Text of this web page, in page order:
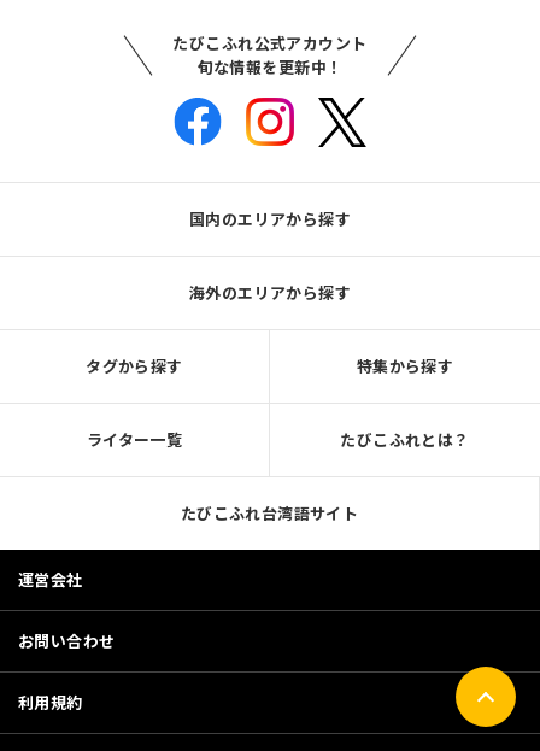
たびこふれ公式アカウント
旬な情報を更新中！
国内のエリアから探す
海外のエリアから探す
タグから探す 特集から探す
ライター一覧 たびこふれとは？
たびこふれ台湾語サイト
運営会社
お問い合わせ
利用規約